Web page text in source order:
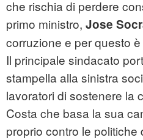
che rischia di perdere
primo ministro, Jose
corruzione e per questo
Il principale sindacato
stampella alla sinistra
lavoratori di sostenere la
Costa che basa la sua
proprio contro le politiche